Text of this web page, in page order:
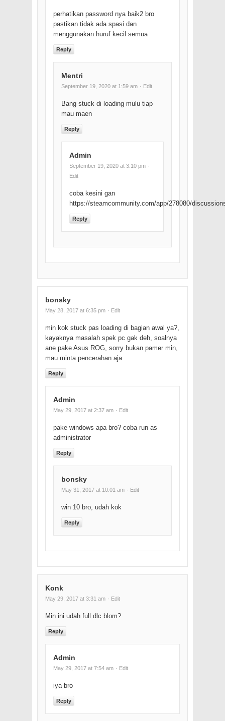
perhatikan password nya baik2 bro
pastikan tidak ada spasi dan
menggunakan huruf kecil semua
Reply
Mentri
September 19, 2020 at 1:59 am · Edit
Bang stuck di loading mulu tiap
mau maen
Reply
Admin
September 19, 2020 at 3:10 pm ·
Edit
coba kesini gan
https://steamcommunity.com/app/278080/
Reply
bonsky
May 28, 2017 at 6:35 pm · Edit
min kok stuck pas loading di bagian awal ya?,
kayaknya masalah spek pc gak deh, soalnya
ane pake Asus ROG, sorry bukan pamer min,
mau minta pencerahan aja
Reply
Admin
May 29, 2017 at 2:37 am · Edit
pake windows apa bro? coba run as
administrator
Reply
bonsky
May 31, 2017 at 10:01 am · Edit
win 10 bro, udah kok
Reply
Konk
May 29, 2017 at 3:31 am · Edit
Min ini udah full dlc blom?
Reply
Admin
May 29, 2017 at 7:54 am · Edit
iya bro
Reply